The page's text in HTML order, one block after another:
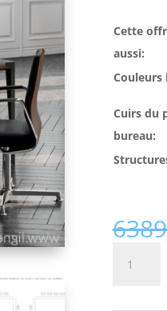
Cette
aussi:
Couleurs
Cuirs du
bureau: